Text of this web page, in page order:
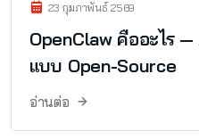
23 กุมภาพันธ์ 2569
OpenClaw คืออะไร
แบบ Open-Source
อ่านต่อ